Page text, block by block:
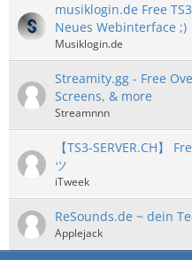
musiklogin.de Free
Neues Webinterface ;)
Musiklogin.de
Streamity.gg - Free
Screens, & more
Streamnnn
【TS3-SERVER.CH】
ツ
iTweek
ReSounds.de ~ dein
Applejack